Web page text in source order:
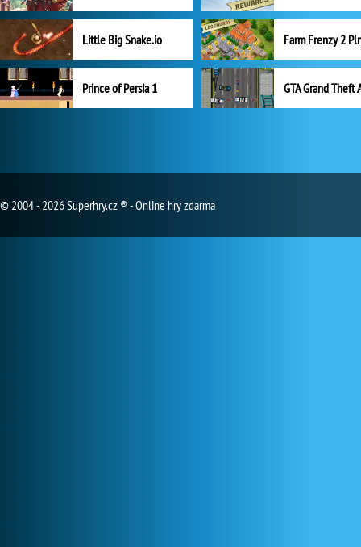
Little Big Snake.io
Prince of Persia 1 GTA Grand Theft
© 2004 - 2026 Superhry.cz ® - Online hry zdarma